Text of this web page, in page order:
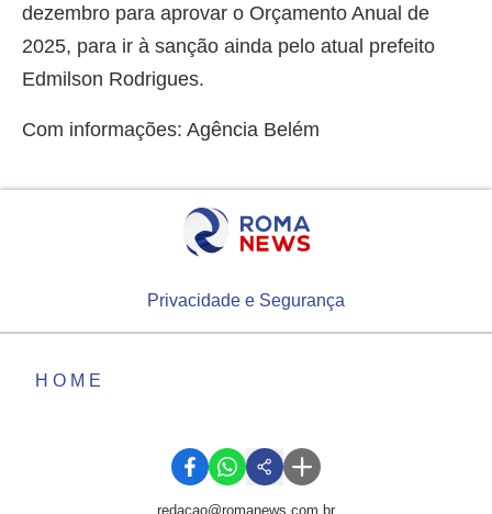
dezembro para aprovar o Orçamento Anual de
2025, para ir à sanção ainda pelo atual prefeito
Edmilson Rodrigues.
Com informações: Agência Belém
Privacidade e Segurança
HOME
redacao@romanews.com.br